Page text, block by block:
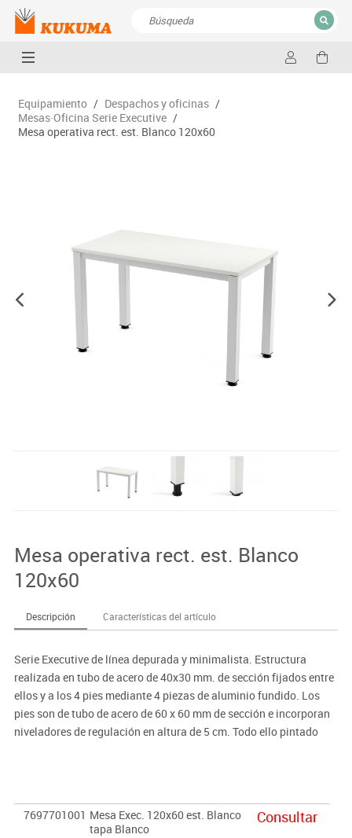
CERRAR
Equipamiento / Despachos y oficinas /
Mesas·Oficina Serie Executive /
Mesa operativa rect. est. Blanco 120x60
Mesa operativa rect. est. Blanco
120x60
Descripción Características del artículo
Serie Executive de línea depurada y minimalista. Estructura
realizada en tubo de acero de 40x30 mm. de sección fijados entre
ellos y a los 4 pies mediante 4 piezas de aluminio fundido. Los
pies son de tubo de acero de 60 x 60 mm de sección e incorporan
niveladores de regulación en altura de 5 cm. Todo ello pintado
Roble.
7697701001 Mesa Exec. 120x60 est. Blanco
tapa Blanco
Consultar